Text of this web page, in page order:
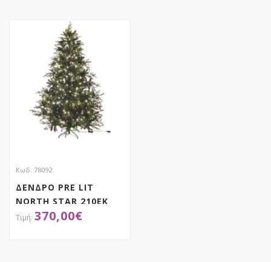
Κωδ. 78092
ΔΕΝΔΡΟ PRE LIT
NORTH STAR 210EK
ME 450 ΛΕΥΚΑ LED
370,00€